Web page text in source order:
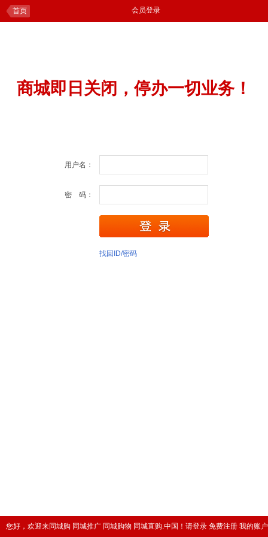
您好，欢迎来同城购 同城推广 同城购物 同城直购.中国！ 请登录 免费注册 我的账户
首页 会员登录
商城即日关闭，停办一切业务！
用户名：
密 码：
找回ID/密码